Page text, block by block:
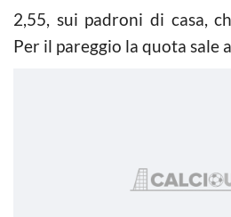
2,55, sui padroni di casa,
Per il pareggio la quota sale